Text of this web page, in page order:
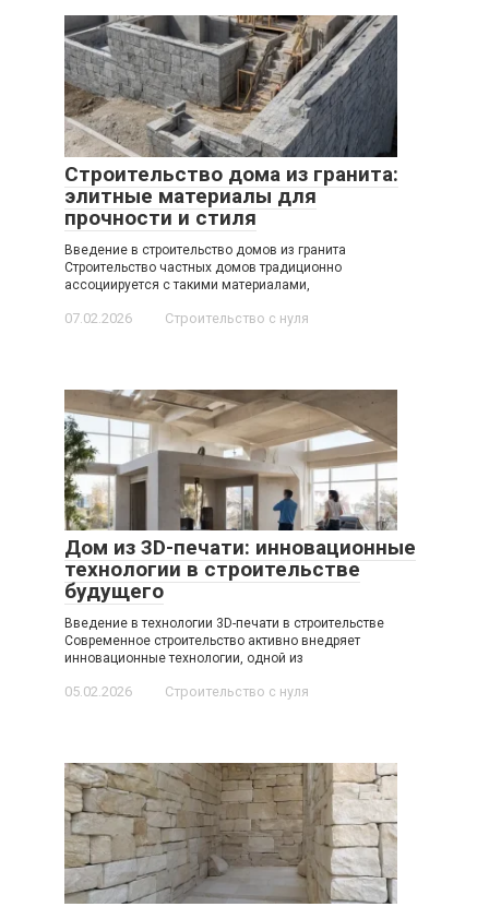
Строительство дома из гранита:
элитные материалы для
прочности и стиля
Введение в строительство домов из гранита
Строительство частных домов традиционно
ассоциируется с такими материалами,
07.02.2026 Строительство с нуля
Дом из 3D-печати: инновационные
технологии в строительстве
будущего
Введение в технологии 3D-печати в строительстве
Современное строительство активно внедряет
инновационные технологии, одной из
05.02.2026 Строительство с нуля